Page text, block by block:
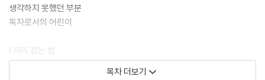
생각하지 못했던 부분
독자로서의 어린이
Ⅰ 자리 잡는 법
1. 독자의 취향 - 어떤 독자인가?
목차 더보기